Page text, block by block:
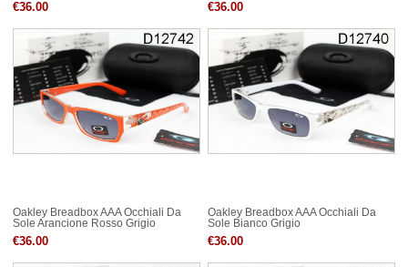
€36.00 €36.00
Oakley Breadbox AAA Occhiali Da
Sole Arancione Rosso Grigio
€36.00
Oakley Breadbox AAA Occhiali Da
Sole Bianco Grigio
€36.00